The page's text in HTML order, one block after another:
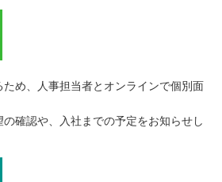
め、人事担当者とオンラインで個別面
確認や、入社までの予定をお知らせし